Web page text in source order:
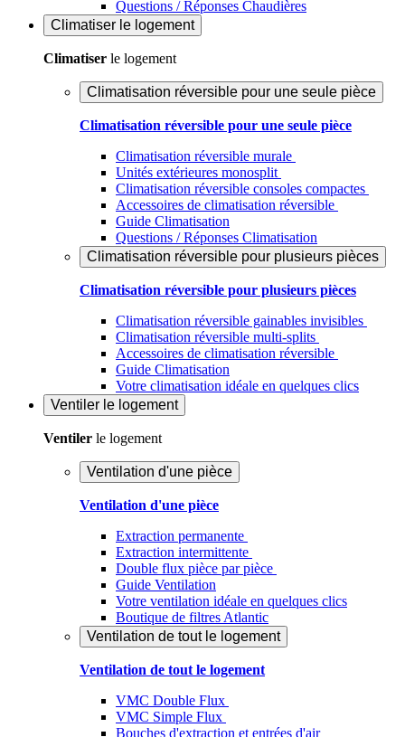
Questions / Réponses Chaudières
Climatiser le logement
Climatiser le logement
Climatisation réversible pour une seule pièce
Climatisation réversible pour une seule pièce
Climatisation réversible murale
Unités extérieures monosplit
Climatisation réversible consoles compactes
Accessoires de climatisation réversible
Guide Climatisation
Questions / Réponses Climatisation
Climatisation réversible pour plusieurs pièces
Climatisation réversible pour plusieurs pièces
Climatisation réversible gainables invisibles
Climatisation réversible multi-splits
Accessoires de climatisation réversible
Guide Climatisation
Votre climatisation idéale en quelques clics
Ventiler le logement
Ventiler le logement
Ventilation d'une pièce
Ventilation d'une pièce
Extraction permanente
Extraction intermittente
Double flux pièce par pièce
Guide Ventilation
Votre ventilation idéale en quelques clics
Boutique de filtres Atlantic
Ventilation de tout le logement
Ventilation de tout le logement
VMC Double Flux
VMC Simple Flux
Bouches d'extraction et entrées d'air